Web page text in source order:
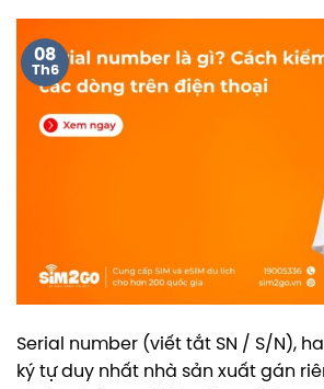
08
Th6
Serial number (viết tắt SN / S/N),
ký tự duy nhất nhà sản xuất gán